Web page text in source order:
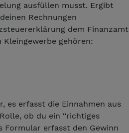
ausfüllen musst. Ergibt
Rechnungen
dem Finanzamt
gehören:
es erfasst die Einnahmen aus
ob du ein “richtiges
Formular erfasst den Gewinn